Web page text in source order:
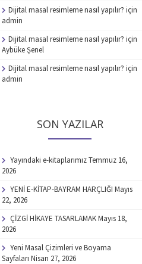
Dijital masal resimleme nasıl yapılır? için
admin
Dijital masal resimleme nasıl yapılır? için
Aybüke Şenel
Dijital masal resimleme nasıl yapılır? için
admin
SON YAZILAR
Yayındaki e-kitaplarımız Temmuz 16,
2026
YENİ E-KİTAP-BAYRAM HARÇLIĞI Mayıs
22, 2026
ÇİZGİ HİKAYE TASARLAMAK Mayıs 18,
2026
Yeni Masal Çizimleri ve Boyama
Sayfaları Nisan 27, 2026